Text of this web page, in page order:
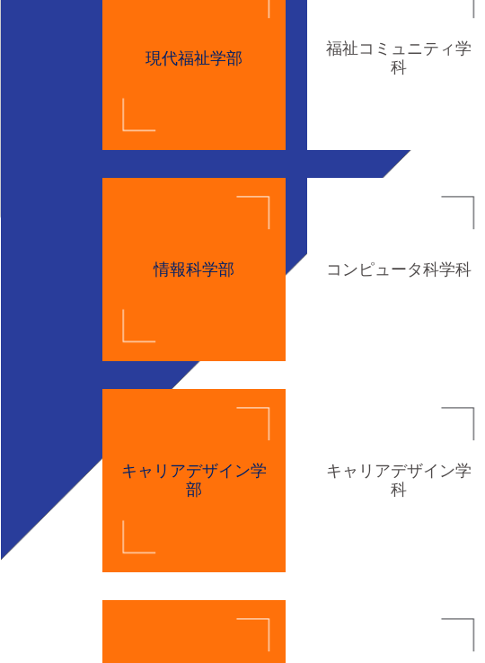
現代福祉学部
福祉コミュニティ学
科
情報科学部 コンピュータ科学科
キャリアデザイン学
部
キャリアデザイン学
科